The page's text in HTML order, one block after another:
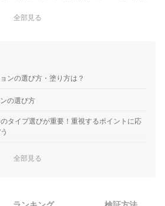
続くのも嬉しいポイント。ナチュラルな
全部見る
ンの選び方・塗り方は？
の選び方
タイプ選びが重要！重視するポイントに応
全50商品おすすめ人気ランキング
も重要！フェイスラインの色を参考に選んで
全部見る